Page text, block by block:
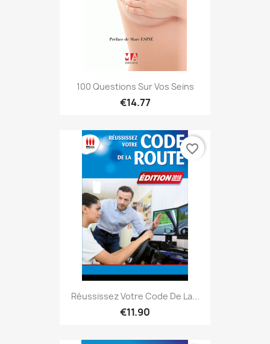
100 Questions Sur Vos Seins
€14.77
Réussissez Votre Code De La...
€11.90
favorite_border